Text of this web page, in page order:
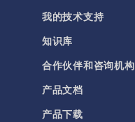
我的技术支持
知识库
合作伙伴和咨询机构
产品文档
产品下载